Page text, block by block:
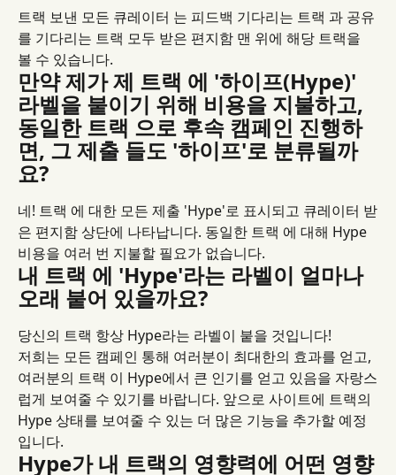
트랙 보낸 모든 큐레이터 는 피드백 기다리는 트랙 과 공유
를 기다리는 트랙 모두 받은 편지함 맨 위에 해당 트랙을
볼 수 있습니다.
만약 제가 제 트랙 에 '하이프(Hype)'
라벨을 붙이기 위해 비용을 지불하고,
동일한 트랙 으로 후속 캠페인 진행하
면, 그 제출 들도 '하이프'로 분류될까
요?
네! 트랙 에 대한 모든 제출 'Hype'로 표시되고 큐레이터 받
은 편지함 상단에 나타납니다. 동일한 트랙 에 대해 Hype
비용을 여러 번 지불할 필요가 없습니다.
내 트랙 에 'Hype'라는 라벨이 얼마나
오래 붙어 있을까요?
당신의 트랙 항상 Hype라는 라벨이 붙을 것입니다!
저희는 모든 캠페인 통해 여러분이 최대한의 효과를 얻고,
여러분의 트랙 이 Hype에서 큰 인기를 얻고 있음을 자랑스
럽게 보여줄 수 있기를 바랍니다. 앞으로 사이트에 트랙의
Hype 상태를 보여줄 수 있는 더 많은 기능을 추가할 예정
입니다.
Hype가 내 트랙의 영향력에 어떤 영향